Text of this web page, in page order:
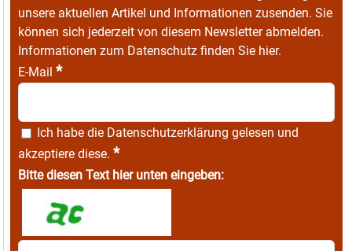
unsere aktuellen Artikel und Informationen zusenden. Sie
können sich jederzeit von diesem Newsletter abmelden.
Informationen zum Datenschutz finden Sie hier.
E-Mail *
Ich habe die Datenschutzerklärung gelesen und
akzeptiere diese. *
Bitte diesen Text hier unten eingeben: